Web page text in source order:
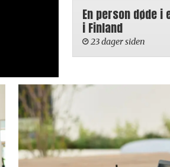
En person døde
i Finland
23 dager siden